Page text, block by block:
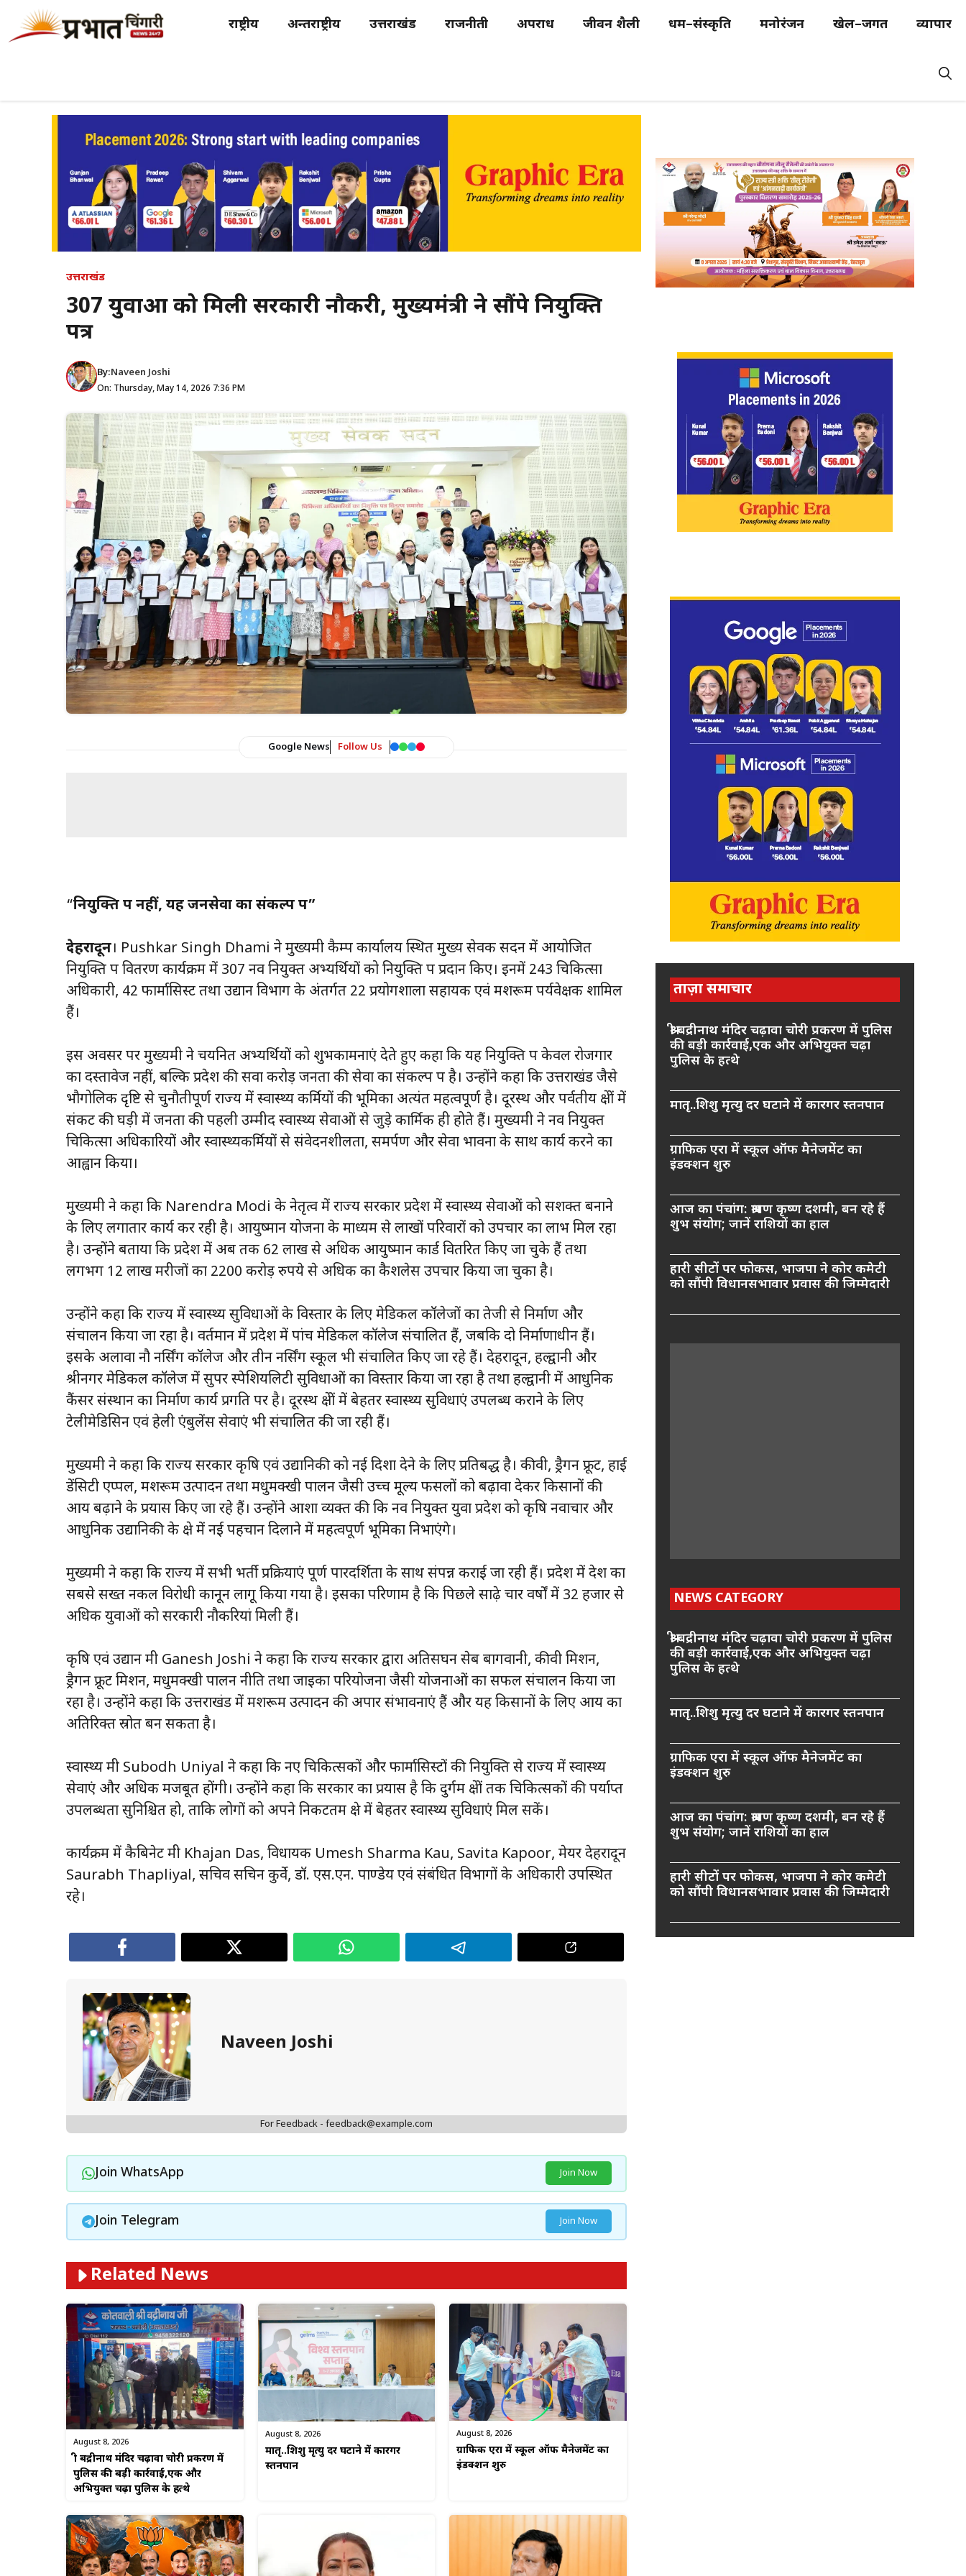
राष्ट्रीय अन्तर्राष्ट्रीय उत्तराखंड राजनीती अपराध जीवन शैली धर्म–संस्कृति मनोरंजन खेल–जगत व्यापार
उत्तराखंड
307 युवाओं को मिली सरकारी नौकरी, मुख्यमंत्री ने सौंपे नियुक्ति
पत्र
By:Naveen Joshi
On: Thursday, May 14, 2026 7:36 PM
Google News Follow Us
“नियुक्ति पत्र नहीं, यह जनसेवा का संकल्प पत्र”
देहरादून। Pushkar Singh Dhami ने मुख्यमंत्री कैम्प कार्यालय स्थित मुख्य सेवक सदन में आयोजित
नियुक्ति पत्र वितरण कार्यक्रम में 307 नव नियुक्त अभ्यर्थियों को नियुक्ति पत्र प्रदान किए। इनमें 243 चिकित्सा
अधिकारी, 42 फार्मासिस्ट तथा उद्यान विभाग के अंतर्गत 22 प्रयोगशाला सहायक एवं मशरूम पर्यवेक्षक शामिल
हैं।
इस अवसर पर मुख्यमंत्री ने चयनित अभ्यर्थियों को शुभकामनाएं देते हुए कहा कि यह नियुक्ति पत्र केवल रोजगार
का दस्तावेज नहीं, बल्कि प्रदेश की सवा करोड़ जनता की सेवा का संकल्प पत्र है। उन्होंने कहा कि उत्तराखंड जैसे
भौगोलिक दृष्टि से चुनौतीपूर्ण राज्य में स्वास्थ्य कर्मियों की भूमिका अत्यंत महत्वपूर्ण है। दूरस्थ और पर्वतीय क्षेत्रों में
संकट की घड़ी में जनता की पहली उम्मीद स्वास्थ्य सेवाओं से जुड़े कार्मिक ही होते हैं। मुख्यमंत्री ने नव नियुक्त
चिकित्सा अधिकारियों और स्वास्थ्यकर्मियों से संवेदनशीलता, समर्पण और सेवा भावना के साथ कार्य करने का
आह्वान किया।
मुख्यमंत्री ने कहा कि Narendra Modi के नेतृत्व में राज्य सरकार प्रदेश में स्वास्थ्य सेवाओं को सशक्त बनाने
के लिए लगातार कार्य कर रही है। आयुष्मान योजना के माध्यम से लाखों परिवारों को उपचार का लाभ मिल रहा
है। उन्होंने बताया कि प्रदेश में अब तक 62 लाख से अधिक आयुष्मान कार्ड वितरित किए जा चुके हैं तथा
लगभग 12 लाख मरीजों का 2200 करोड़ रुपये से अधिक का कैशलेस उपचार किया जा चुका है।
उन्होंने कहा कि राज्य में स्वास्थ्य सुविधाओं के विस्तार के लिए मेडिकल कॉलेजों का तेजी से निर्माण और
संचालन किया जा रहा है। वर्तमान में प्रदेश में पांच मेडिकल कॉलेज संचालित हैं, जबकि दो निर्माणाधीन हैं।
इसके अलावा नौ नर्सिंग कॉलेज और तीन नर्सिंग स्कूल भी संचालित किए जा रहे हैं। देहरादून, हल्द्वानी और
श्रीनगर मेडिकल कॉलेज में सुपर स्पेशियलिटी सुविधाओं का विस्तार किया जा रहा है तथा हल्द्वानी में आधुनिक
कैंसर संस्थान का निर्माण कार्य प्रगति पर है। दूरस्थ क्षेत्रों में बेहतर स्वास्थ्य सुविधाएं उपलब्ध कराने के लिए
टेलीमेडिसिन एवं हेली एंबुलेंस सेवाएं भी संचालित की जा रही हैं।
मुख्यमंत्री ने कहा कि राज्य सरकार कृषि एवं उद्यानिकी को नई दिशा देने के लिए प्रतिबद्ध है। कीवी, ड्रैगन फ्रूट, हाई
डेंसिटी एप्पल, मशरूम उत्पादन तथा मधुमक्खी पालन जैसी उच्च मूल्य फसलों को बढ़ावा देकर किसानों की
आय बढ़ाने के प्रयास किए जा रहे हैं। उन्होंने आशा व्यक्त की कि नव नियुक्त युवा प्रदेश को कृषि नवाचार और
आधुनिक उद्यानिकी के क्षेत्र में नई पहचान दिलाने में महत्वपूर्ण भूमिका निभाएंगे।
मुख्यमंत्री ने कहा कि राज्य में सभी भर्ती प्रक्रियाएं पूर्ण पारदर्शिता के साथ संपन्न कराई जा रही हैं। प्रदेश में देश का
सबसे सख्त नकल विरोधी कानून लागू किया गया है। इसका परिणाम है कि पिछले साढ़े चार वर्षों में 32 हजार से
अधिक युवाओं को सरकारी नौकरियां मिली हैं।
कृषि एवं उद्यान मंत्री Ganesh Joshi ने कहा कि राज्य सरकार द्वारा अतिसघन सेब बागवानी, कीवी मिशन,
ड्रैगन फ्रूट मिशन, मधुमक्खी पालन नीति तथा जाइका परियोजना जैसी योजनाओं का सफल संचालन किया जा
रहा है। उन्होंने कहा कि उत्तराखंड में मशरूम उत्पादन की अपार संभावनाएं हैं और यह किसानों के लिए आय का
अतिरिक्त स्रोत बन सकता है।
स्वास्थ्य मंत्री Subodh Uniyal ने कहा कि नए चिकित्सकों और फार्मासिस्टों की नियुक्ति से राज्य में स्वास्थ्य
सेवाएं और अधिक मजबूत होंगी। उन्होंने कहा कि सरकार का प्रयास है कि दुर्गम क्षेत्रों तक चिकित्सकों की पर्याप्त
उपलब्धता सुनिश्चित हो, ताकि लोगों को अपने निकटतम क्षेत्र में बेहतर स्वास्थ्य सुविधाएं मिल सकें।
कार्यक्रम में कैबिनेट मंत्री Khajan Das, विधायक Umesh Sharma Kau, Savita Kapoor, मेयर देहरादून
Saurabh Thapliyal, सचिव सचिन कुर्वे, डॉ. एस.एन. पाण्डेय एवं संबंधित विभागों के अधिकारी उपस्थित
रहे।
Naveen Joshi
For Feedback - feedback@example.com
Join WhatsApp Join Now
Join Telegram Join Now
Related News
August 8, 2026
श्री बद्रीनाथ मंदिर चढ़ावा चोरी प्रकरण में
पुलिस की बड़ी कार्रवाई,एक और
अभियुक्त चढ़ा पुलिस के हत्थे
August 8, 2026
मातृ..शिशु मृत्यु दर घटाने में कारगर
स्तनपान
August 8, 2026
ग्राफिक एरा में स्कूल ऑफ मैनेजमेंट का
इंडक्शन शुरु
ताज़ा समाचार
श्री बद्रीनाथ मंदिर चढ़ावा चोरी प्रकरण में पुलिस
की बड़ी कार्रवाई,एक और अभियुक्त चढ़ा
पुलिस के हत्थे
मातृ..शिशु मृत्यु दर घटाने में कारगर स्तनपान
ग्राफिक एरा में स्कूल ऑफ मैनेजमेंट का
इंडक्शन शुरु
आज का पंचांग: श्रावण कृष्ण दशमी, बन रहे हैं
शुभ संयोग; जानें राशियों का हाल
हारी सीटों पर फोकस, भाजपा ने कोर कमेटी
को सौंपी विधानसभावार प्रवास की जिम्मेदारी
NEWS CATEGORY
श्री बद्रीनाथ मंदिर चढ़ावा चोरी प्रकरण में पुलिस
की बड़ी कार्रवाई,एक और अभियुक्त चढ़ा
पुलिस के हत्थे
मातृ..शिशु मृत्यु दर घटाने में कारगर स्तनपान
ग्राफिक एरा में स्कूल ऑफ मैनेजमेंट का
इंडक्शन शुरु
आज का पंचांग: श्रावण कृष्ण दशमी, बन रहे हैं
शुभ संयोग; जानें राशियों का हाल
हारी सीटों पर फोकस, भाजपा ने कोर कमेटी
को सौंपी विधानसभावार प्रवास की जिम्मेदारी